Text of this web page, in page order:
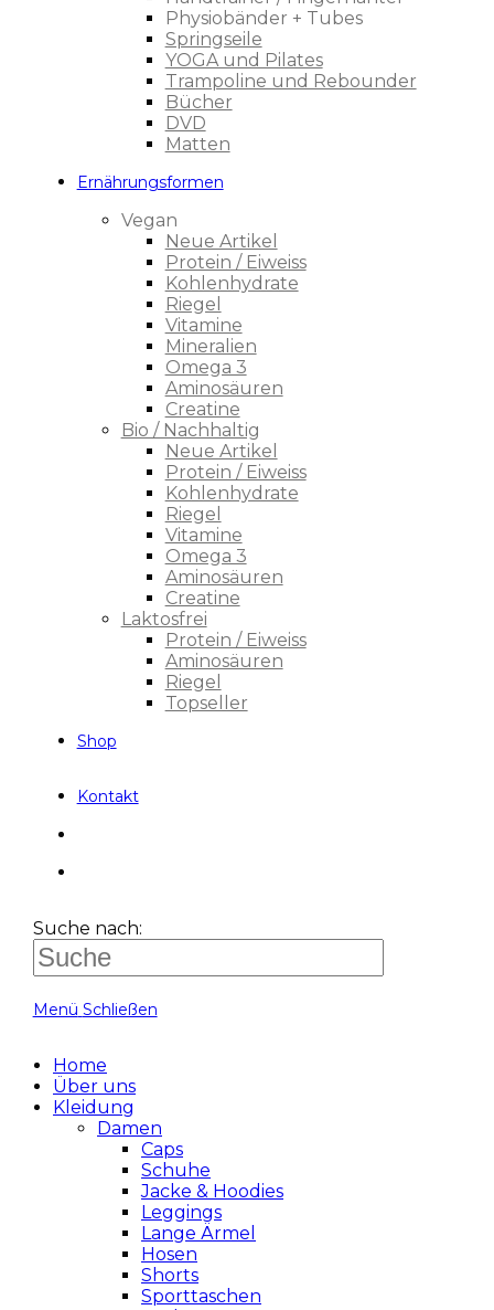
Physiobänder + Tubes
Springseile
YOGA und Pilates
Trampoline und Rebounder
Bücher
DVD
Matten
Ernährungsformen
Vegan
Neue Artikel
Protein / Eiweiss
Kohlenhydrate
Riegel
Vitamine
Mineralien
Omega 3
Aminosäuren
Creatine
Bio / Nachhaltig
Neue Artikel
Protein / Eiweiss
Kohlenhydrate
Riegel
Vitamine
Omega 3
Aminosäuren
Creatine
Laktosfrei
Protein / Eiweiss
Aminosäuren
Riegel
Topseller
Shop
Kontakt
Suche nach:
Menü Schließen
Home
Über uns
Kleidung
Damen
Caps
Schuhe
Jacke & Hoodies
Leggings
Lange Ärmel
Hosen
Shorts
Sporttaschen